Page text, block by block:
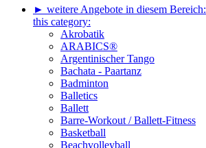
► weitere Angebote in diesem Bereich:
this category:
Akrobatik
ARABICS®
Argentinischer Tango
Bachata - Paartanz
Badminton
Balletics
Ballett
Barre-Workout / Ballett-Fitness
Basketball
Beachvolleyball